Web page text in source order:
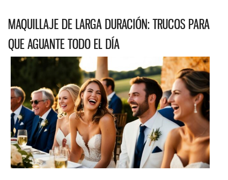
MAQUILLAJE DE LARGA DURACIÓN: TRUCOS PARA
QUE AGUANTE TODO EL DÍA